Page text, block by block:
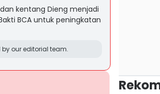
kentang Dieng menjadi
BCA untuk peningkatan
our editorial team.